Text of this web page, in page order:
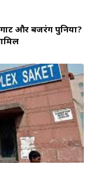
और बजरंग पुनिया?